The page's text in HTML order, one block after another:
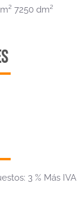
7250 dm²
3 % Más IVA